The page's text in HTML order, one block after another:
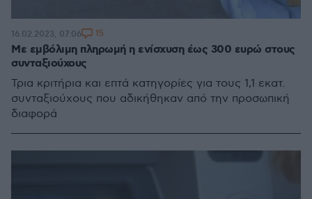
Με εμβόλιμη πληρωμή η ενίσχυση έως 300 ευρώ στους
συνταξιούχους
Τρια κριτήρια και επτά κατηγορίες για τους 1,1 εκατ.
συνταξιούχους που αδικήθηκαν από την προσωπική
διαφορά
16.02.2023, 07:06 15